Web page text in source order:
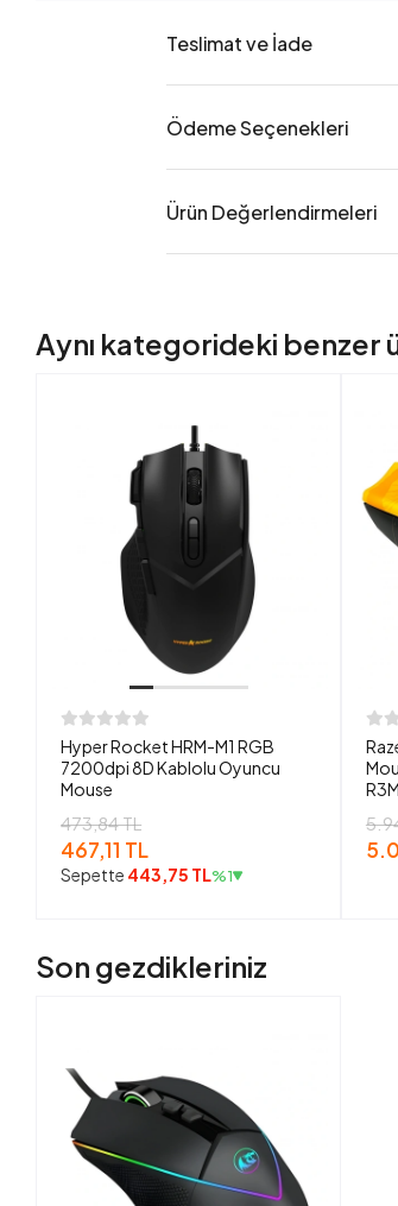
Teslimat ve İade
Ödeme Seçenekleri
Ürün Değerlendirmeleri
Aynı kategorideki benzer
Hyper Rocket HRM-M1 RGB
7200dpi 8D Kablolu Oyuncu
Mouse
473,84 TL
467,11 TL
Sepette 443,75 TL%1
Son gezdikleriniz